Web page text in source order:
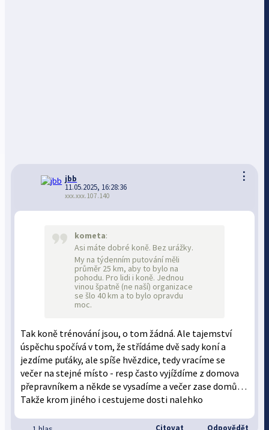
⋮
jbb
11.05.2025, 16:28:36
xxx.xxx.107.140
kometa:
Asi máte dobré koně. Bez urážky.
My na týdenním putování měli
průměr 25 km, aby to bylo na
pohodu. Pro lidi i koně. Jednou
vinou špatně (ne naší) organizace
se šlo 40 km a to bylo opravdu
moc.
Tak koně trénování jsou, o tom žádná. Ale tajemství
úspěchu spočívá v tom, že střídáme dvě sady koní a
jezdíme puťáky, ale spíše hvězdice, tedy vracíme se
večer na stejné místo - resp často vyjíždíme z domova
přepravníkem a někde se vysadíme a večer zase domů…
Takže krom jiného i cestujeme dosti nalehko
Citovat Odpovědět